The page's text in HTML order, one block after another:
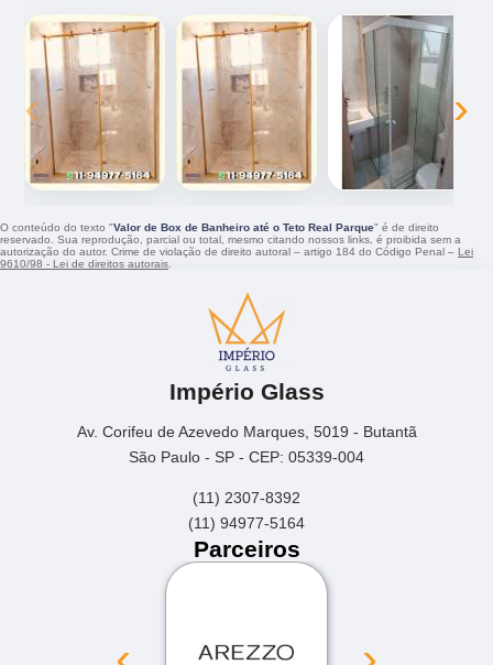
‹ ›
O conteúdo do texto "Valor de Box de Banheiro até o Teto Real Parque" é de direito
reservado. Sua reprodução, parcial ou total, mesmo citando nossos links, é proibida sem a
autorização do autor. Crime de violação de direito autoral – artigo 184 do Código Penal – Lei
9610/98 - Lei de direitos autorais.
Império Glass
Av. Corifeu de Azevedo Marques, 5019 - Butantã
São Paulo - SP - CEP: 05339-004
(11) 2307-8392
(11) 94977-5164
Parceiros